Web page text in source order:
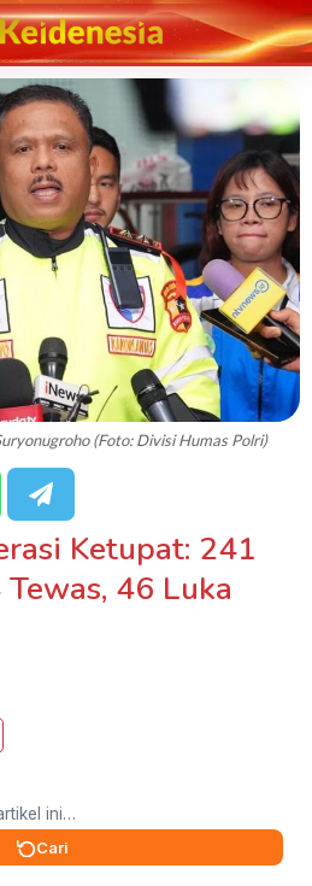
(Foto: Divisi Humas Polri)
Ketupat: 241
46 Luka
Cari